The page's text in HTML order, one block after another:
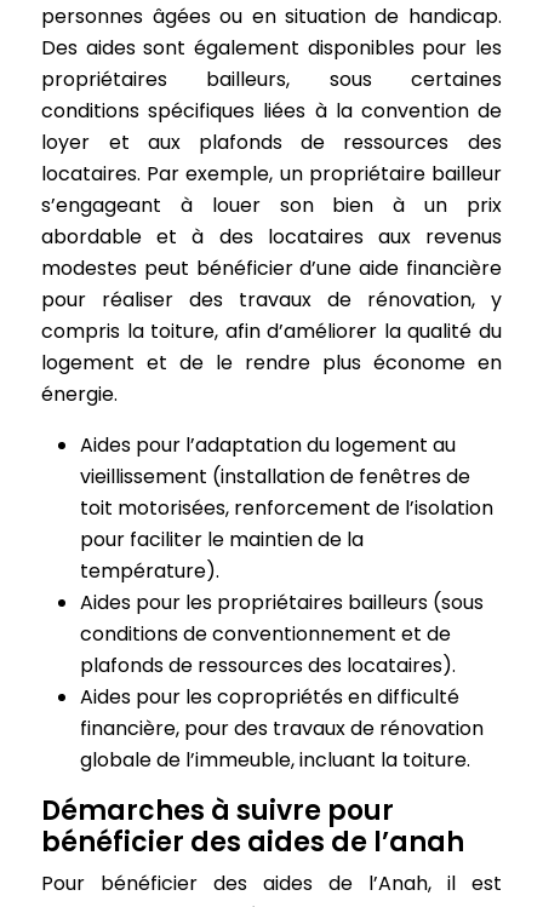
personnes âgées ou en situation de handicap.
Des aides sont également disponibles pour les
propriétaires bailleurs, sous certaines
conditions spécifiques liées à la convention de
loyer et aux plafonds de ressources des
locataires. Par exemple, un propriétaire bailleur
s’engageant à louer son bien à un prix
abordable et à des locataires aux revenus
modestes peut bénéficier d’une aide financière
pour réaliser des travaux de rénovation, y
compris la toiture, afin d’améliorer la qualité du
logement et de le rendre plus économe en
énergie.
Aides pour l’adaptation du logement au
vieillissement (installation de fenêtres de
toit motorisées, renforcement de l’isolation
pour faciliter le maintien de la
température).
Aides pour les propriétaires bailleurs (sous
conditions de conventionnement et de
plafonds de ressources des locataires).
Aides pour les copropriétés en difficulté
financière, pour des travaux de rénovation
globale de l’immeuble, incluant la toiture.
Démarches à suivre pour
bénéficier des aides de l’anah
Pour bénéficier des aides de l’Anah, il est